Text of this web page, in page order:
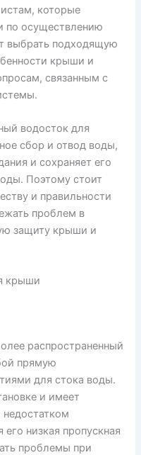
которые
по осуществлению
выбрать подходящую
крыши и
связанным с
водосток для
сбор и отвод воды,
и сохраняет его
Поэтому стоит
и правильности
проблем в
защиту крыши и
крыши
распространенный
прямую
для стока воды.
и имеет
его низкая пропускная
проблемы при